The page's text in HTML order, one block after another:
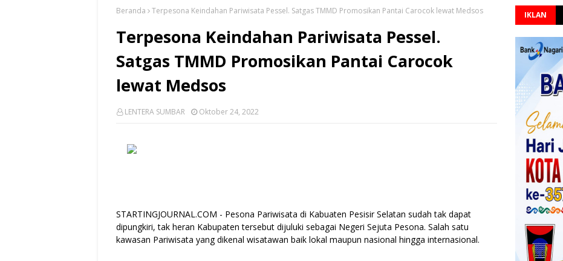
Beranda Terpesona Keindahan Pariwisata Pessel. Satgas TMMD Promosikan Pantai Carocok lewat Medsos
Terpesona Keindahan Pariwisata Pessel.
Satgas TMMD Promosikan Pantai Carocok
lewat Medsos
LENTERA SUMBAR Oktober 24, 2022
STARTINGJOURNAL.COM - Pesona Pariwisata di Kabuaten Pesisir Selatan sudah tak dapat
dipungkiri, tak heran Kabupaten tersebut dijuluki sebagai Negeri Sejuta Pesona. Salah satu
kawasan Pariwisata yang dikenal wisatawan baik lokal maupun nasional hingga internasional.
IKLAN